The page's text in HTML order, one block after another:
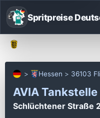
Spritpreise
Hessen 36103
AVIA Tankstelle
Schlüchtener Straße